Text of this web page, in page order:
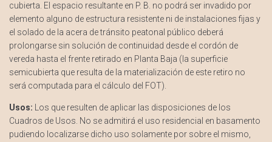
cubierta. El espacio resultante en P. B. no podrá ser invadido por
elemento alguno de estructura resistente ni de instalaciones fijas y
el solado de la acera de tránsito peatonal público deberá
prolongarse sin solución de continuidad desde el cordón de
vereda hasta el frente retirado en Planta Baja (la superficie
semicubierta que resulta de la materialización de este retiro no
será computada para el cálculo del FOT).
Usos:
Los que resulten de aplicar las disposiciones de los
Cuadros de Usos. No se admitirá el uso residencial en basamento
pudiendo localizarse dicho uso solamente por sobre el mismo,